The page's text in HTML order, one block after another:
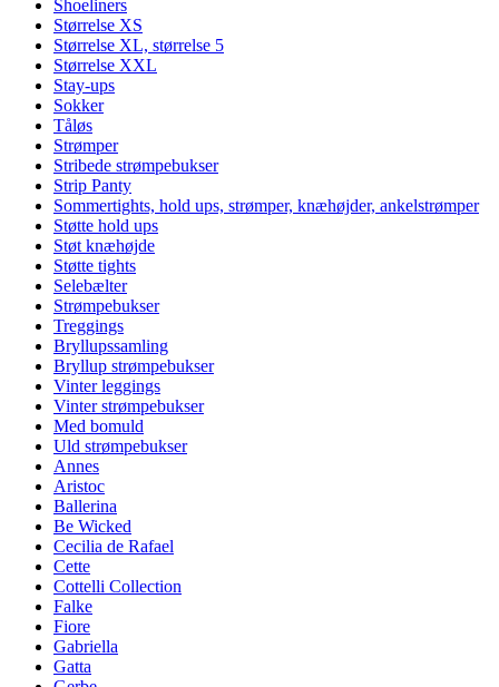
Shoeliners
Størrelse XS
Størrelse XL, størrelse 5
Størrelse XXL
Stay-ups
Sokker
Tåløs
Strømper
Stribede strømpebukser
Strip Panty
Sommertights, hold ups, strømper, knæhøjder, ankelstrømper
Støtte hold ups
Støt knæhøjde
Støtte tights
Selebælter
Strømpebukser
Treggings
Bryllupssamling
Bryllup strømpebukser
Vinter leggings
Vinter strømpebukser
Med bomuld
Uld strømpebukser
Annes
Aristoc
Ballerina
Be Wicked
Cecilia de Rafael
Cette
Cottelli Collection
Falke
Fiore
Gabriella
Gatta